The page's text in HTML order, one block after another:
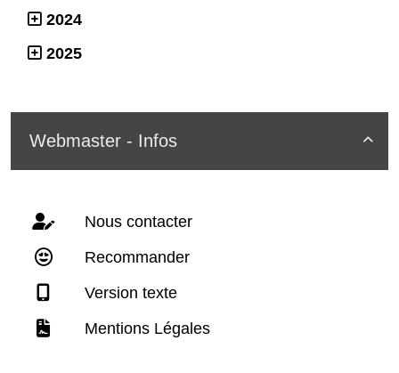
2024
2025

Webmaster - Infos
Nous contacter
Recommander
Version texte
Mentions Légales